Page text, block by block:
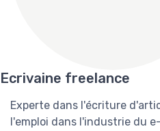
Ecrivaine freelance
Experte dans l'écriture
l'emploi dans l'industrie du